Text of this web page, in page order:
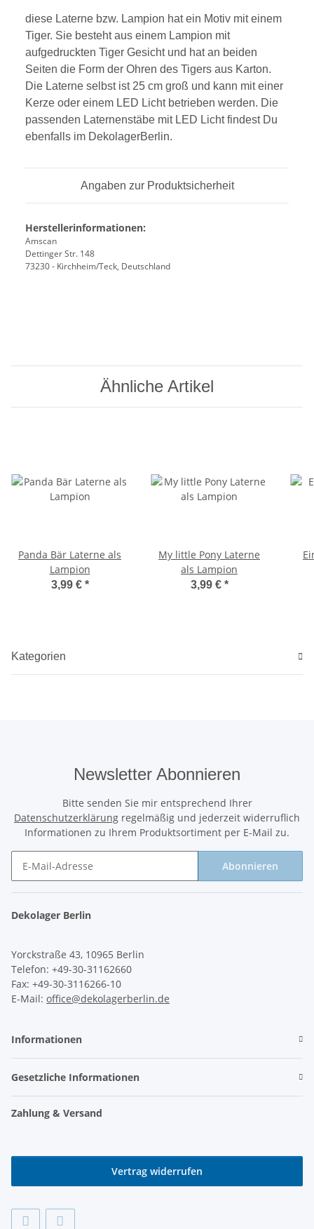
diese Laterne bzw. Lampion hat ein Motiv mit einem
Tiger. Sie besteht aus einem Lampion mit
aufgedruckten Tiger Gesicht und hat an beiden
Seiten die Form der Ohren des Tigers aus Karton.
Die Laterne selbst ist 25 cm groß und kann mit einer
Kerze oder einem LED Licht betrieben werden. Die
passenden Laternenstäbe mit LED Licht findest Du
ebenfalls im DekolagerBerlin.
Angaben zur Produktsicherheit
Herstellerinformationen:
Amscan
Dettinger Str. 148
73230 - Kirchheim/Teck, Deutschland
Ähnliche Artikel
Panda Bär Laterne als
Lampion
3,99 € *
My little Pony Laterne
als Lampion
3,99 € *
Kategorien
Newsletter Abonnieren
Bitte senden Sie mir entsprechend Ihrer
Datenschutzerklärung regelmäßig und jederzeit widerruflich
Informationen zu Ihrem Produktsortiment per E-Mail zu.
Abonnieren
Dekolager Berlin
Yorckstraße 43, 10965 Berlin
Telefon: +49-30-31162660
Fax: +49-30-3116266-10
E-Mail: office@dekolagerberlin.de
Informationen
Gesetzliche Informationen
Zahlung & Versand
Vertrag widerrufen